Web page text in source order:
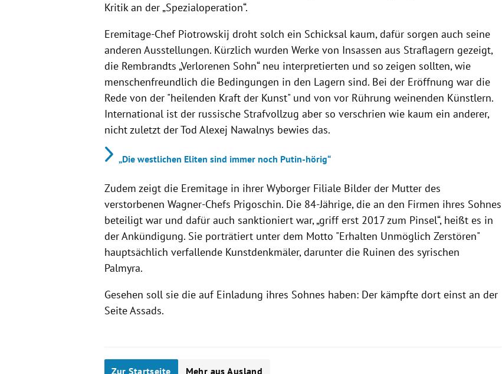
Kritik an der „Spezialoperation“.
Eremitage-Chef Piotrowskij droht solch ein Schicksal kaum, dafür sorgen auch seine
anderen Ausstellungen. Kürzlich wurden Werke von Insassen aus Straflagern gezeigt,
die Rembrandts „Verlorenen Sohn“ neu interpretierten und so zeigen sollten, wie
menschenfreundlich die Bedingungen in den Lagern sind. Bei der Eröffnung war die
Rede von der "heilenden Kraft der Kunst" und von vor Rührung weinenden Künstlern.
International ist der russische Strafvollzug aber so verschrien wie kaum ein anderer,
nicht zuletzt der Tod Alexej Nawalnys bewies das.
„Die westlichen Eliten sind immer noch Putin-hörig“
Zudem zeigt die Eremitage in ihrer Wyborger Filiale Bilder der Mutter des
verstorbenen Wagner-Chefs Prigoschin. Die 84-Jährige, die an den Firmen ihres Sohnes
beteiligt war und dafür auch sanktioniert war, „griff erst 2017 zum Pinsel“, heißt es in
der Ankündigung. Sie porträtiert unter dem Motto "Erhalten Unmöglich Zerstören"
hauptsächlich verfallende Kunstdenkmäler, darunter die Ruinen des syrischen
Palmyra.
Gesehen soll sie die auf Einladung ihres Sohnes haben: Der kämpfte dort einst an der
Seite Assads.
Zur Startseite Mehr aus Ausland